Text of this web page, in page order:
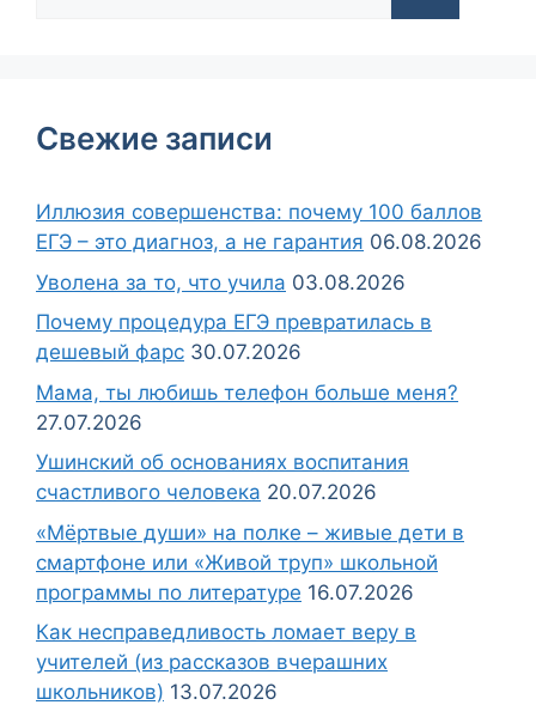
Свежие записи
Иллюзия совершенства: почему 100 баллов
ЕГЭ – это диагноз, а не гарантия 06.08.2026
Уволена за то, что учила 03.08.2026
Почему процедура ЕГЭ превратилась в
дешевый фарс 30.07.2026
Мама, ты любишь телефон больше меня?
27.07.2026
Ушинский об основаниях воспитания
счастливого человека 20.07.2026
«Мёртвые души» на полке – живые дети в
смартфоне или «Живой труп» школьной
программы по литературе 16.07.2026
Как несправедливость ломает веру в
учителей (из рассказов вчерашних
школьников) 13.07.2026